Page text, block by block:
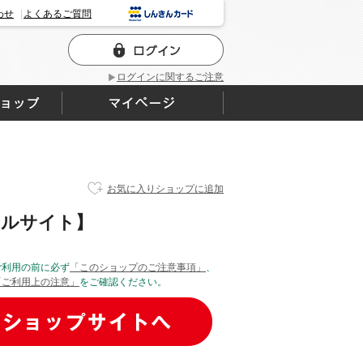
ログインに関するご注意
せ よくあるご質問
お気に入りショップに追加
サイト】
利用の前に必ず 「このショップのご注意事項」 、
ご利用上の注意」 をご確認ください。